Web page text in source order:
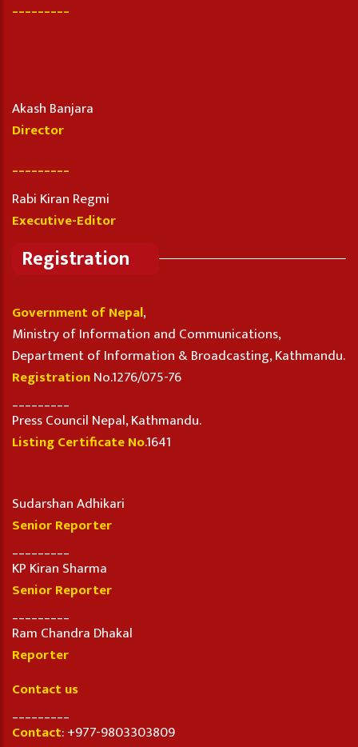
Akash Banjara
Director
Rabi Kiran Regmi
Executive-Editor
Registration
Government of Nepal,
Ministry of Information and Communications,
Department of Information & Broadcasting, Kathmandu.
RegistrationNo.1276/075-76
Press Council Nepal, Kathmandu.
Listing Certificate No.1641
Sudarshan Adhikari
Senior Reporter
KP Kiran Sharma
Senior Reporter
Ram Chandra Dhakal
Reporter
Contact us
Contact: +977-9803303809